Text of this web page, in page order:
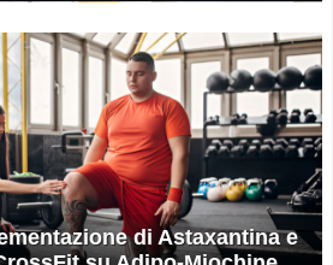
di Astaxantina e